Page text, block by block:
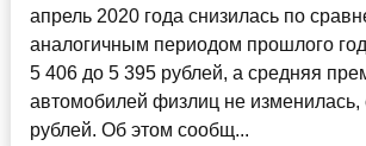
апрель 2020 года снизилась по
аналогичным периодом прошлого
5 406 до 5 395 рублей, а средняя
автомобилей физлиц не изменилась,
рублей. Об этом сообщ...